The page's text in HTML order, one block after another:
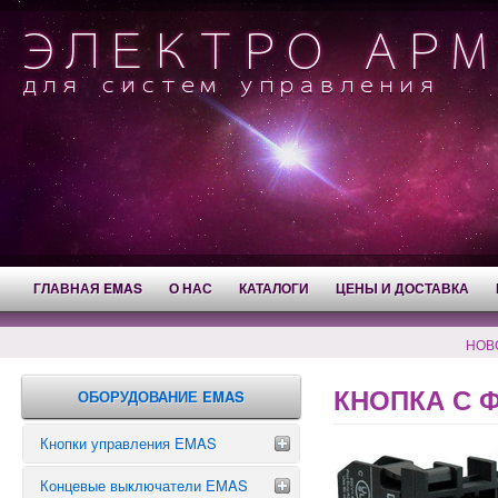
ГЛАВНАЯ EMAS О НАС КАТАЛОГИ ЦЕНЫ И ДОСТАВКА
ОБОРУДОВАНИЕ EMAS
Кнопки управления EMAS
Аварийные кнопки
Концевые выключатели EMAS
КНОПКА С